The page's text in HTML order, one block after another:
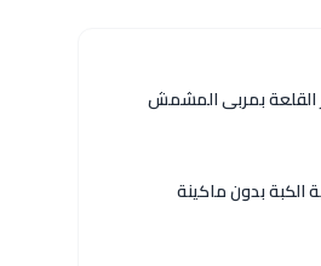
بمربى المشمش
بدون ماكينة